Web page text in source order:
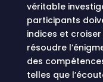
véritable
participants
indices et
résoudre
des
telles que